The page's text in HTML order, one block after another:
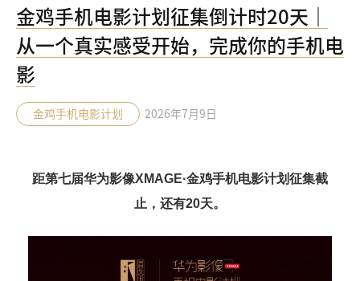
金鸡手机电影计划征集倒计时20天｜
从一个真实感受开始，完成你的手机电
影
金鸡手机电影计划 2026年7月9日
距第七届华为影像XMAGE·金鸡手机电影计划征集截
止，还有20天。